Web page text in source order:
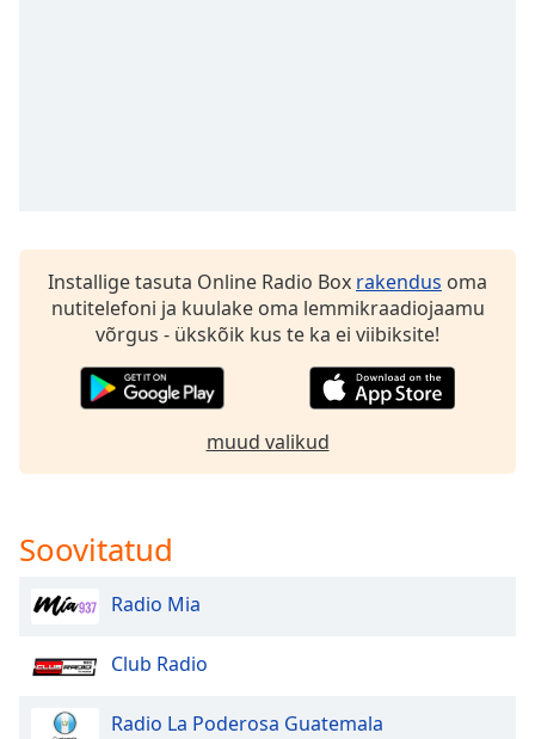
Background
Opacity
Area
Installige tasuta Online Radio Box rakendus oma
nutitelefoni ja kuulake oma lemmikraadiojaamu
võrgus - ükskõik kus te ka ei viibiksite!
muud valikud
Soovitatud
Radio Mia
Club Radio
Radio La Poderosa Guatemala